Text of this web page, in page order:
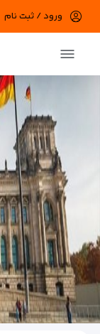
ورود / ثبت نام